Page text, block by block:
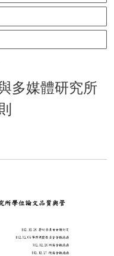
多媒體研究所